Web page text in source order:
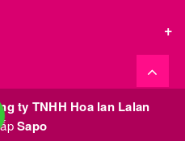
ty TNHH Hoa lan Lalan
Sapo